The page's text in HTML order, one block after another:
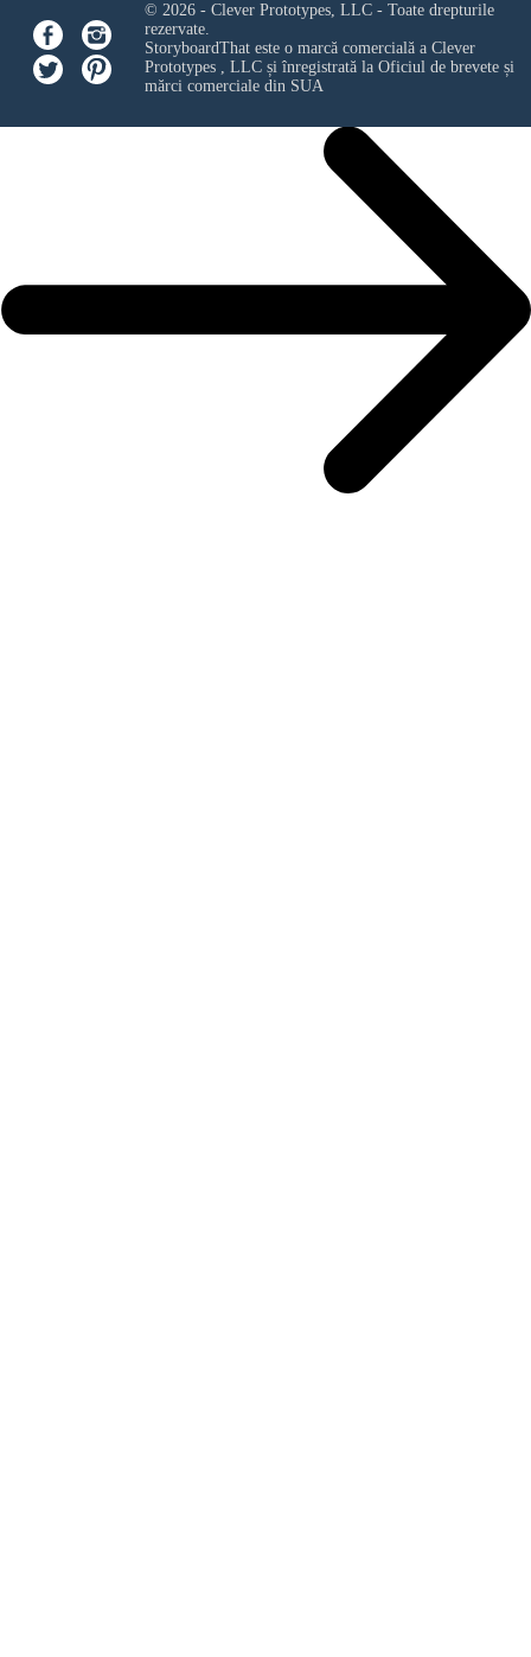
© 2026 - Clever Prototypes, LLC - Toate drepturile
rezervate.
StoryboardThat este o marcă comercială a Clever
Prototypes , LLCși înregistrată la Oficiul de brevete și
mărci comerciale din SUA